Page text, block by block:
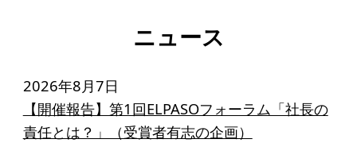
ニュース・コラム
ニュース
2026年8月7日
【開催報告】第1回ELPASOフォーラム「社長の
責任とは？」（受賞者有志の企画）